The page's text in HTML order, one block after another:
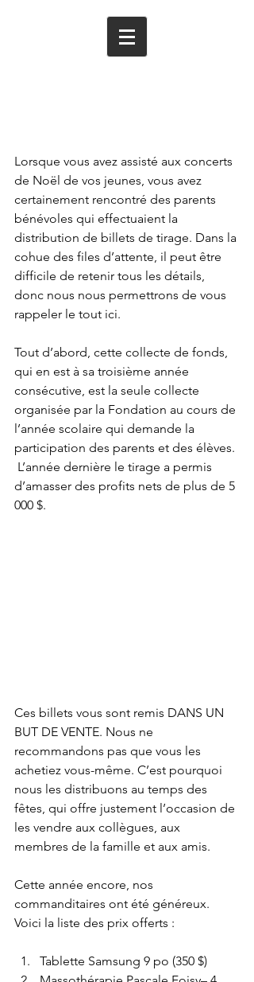
Lorsque vous avez assisté aux concerts
de Noël de vos jeunes, vous avez
certainement rencontré des parents
bénévoles qui effectuaient la
distribution de billets de tirage. Dans la
cohue des files d’attente, il peut être
difficile de retenir tous les détails,
donc nous nous permettrons de vous
rappeler le tout ici.
Tout d’abord, cette collecte de fonds,
qui en est à sa troisième année
consécutive, est la seule collecte
organisée par la Fondation au cours de
l’année scolaire qui demande la
participation des parents et des élèves.
L’année dernière le tirage a permis
d’amasser des profits nets de plus de 5
000 $.
Ces billets vous sont remis DANS UN
BUT DE VENTE. Nous ne
recommandons pas que vous les
achetiez vous-même. C’est pourquoi
nous les distribuons au temps des
fêtes, qui offre justement l’occasion de
les vendre aux collègues, aux
membres de la famille et aux amis.
Cette année encore, nos
commanditaires ont été généreux.
Voici la liste des prix offerts :
Tablette Samsung 9 po (350 $)